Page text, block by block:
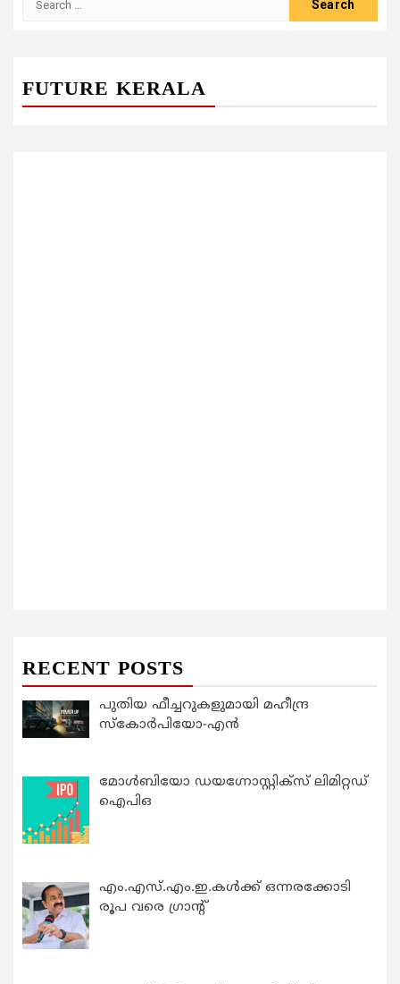
FUTURE KERALA
RECENT POSTS
പുതിയ ഫീച്ചറുകളുമായി മഹീന്ദ്ര
സ്കോർപിയോ-എൻ
മോൾബിയോ ഡയഗ്നോസ്റ്റിക്സ് ലിമിറ്റഡ്
ഐപിഒ
എം.എസ്.എം.ഇ.കൾക്ക് ഒന്നരക്കോടി
രൂപ വരെ ഗ്രാന്റ്